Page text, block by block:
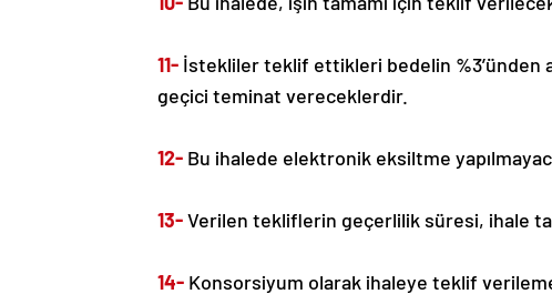
11- İstekliler teklif ettikleri bedelin %3’ünden
geçici teminat vereceklerdir.
12- Bu ihalede elektronik eksiltme
13-Verilen tekliflerin geçerlilik süresi, ihale
14- Konsorsiyum olarak ihaleye teklif